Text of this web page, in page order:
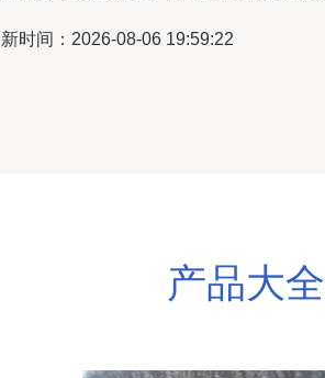
时间：2026-08-06 19:59:22
产品大全